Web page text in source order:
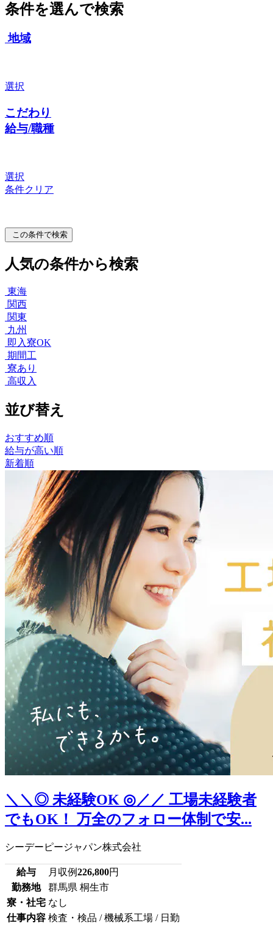
条件を選んで検索
地域
選択
こだわり
給与/職種
選択
条件クリア
この条件で検索
人気の条件から検索
東海
関西
関東
九州
即入寮OK
期間工
寮あり
高収入
並び替え
おすすめ順
給与が高い順
新着順
＼＼◎ 未経験OK ◎／／ 工場未経験者
でもOK！ 万全のフォロー体制で安...
シーデーピージャパン株式会社
給与 月収例226,800円
勤務地
群馬県 桐生市
寮・社宅 なし
仕事内容 検査・検品 / 機械系工場 / 日勤